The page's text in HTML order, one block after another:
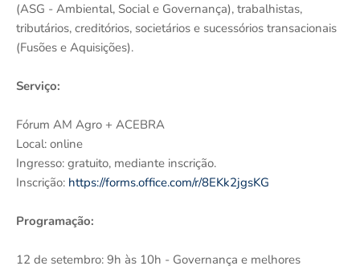
(ASG - Ambiental, Social e Governança), trabalhistas,
tributários, creditórios, societários e sucessórios transacionais
(Fusões e Aquisições).
Serviço:
Fórum AM Agro + ACEBRA
Local: online
Ingresso: gratuito, mediante inscrição.
Inscrição: https://forms.office.com/r/8EKk2jgsKG
Programação:
12 de setembro: 9h às 10h - Governança e melhores